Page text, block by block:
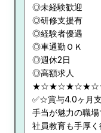
◎未経験歓迎
◎研修支援有
◎経験者優遇
◎車通勤ＯＫ
◎週休2日
◎高額求人
✅☆賞与4.0ヶ月
手当が魅力の職
社員教育も手厚